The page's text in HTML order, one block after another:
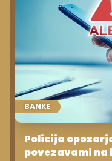
BANKE
Policija
povezavami na